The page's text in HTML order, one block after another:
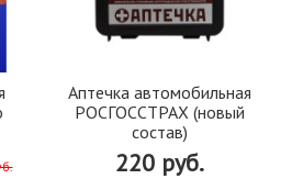
Аптечка автомобильная
РОСГОССТРАХ (новый
состав)
220 руб.